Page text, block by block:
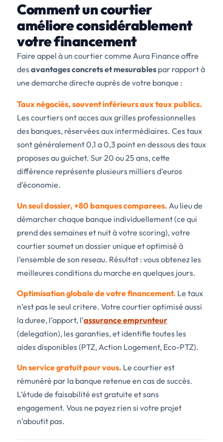
Comment un courtier
améliore considérablement
votre financement
Faire appel à un courtier comme Aura Finance offre
desavantages concrets et mesurables par rapport à
une demarche directe auprès de votre banque :
Taux négociés, souvent inférieurs aux taux publics.
Les courtiers ont acces aux grilles professionnelles
des banques, réservées aux intermédiaires. Ces taux
sont généralement 0,1 a 0,3 point en dessous des taux
proposes au guichet. Sur 20 ou 25 ans, cette
différence représente plusieurs milliers d’euros
d’économie.
Un seul dossier, +80 banques comparees. Au lieu de
démarcher chaque banque individuellement (ce qui
prend des semaines et nuit à votre scoring), votre
courtier soumet un dossier unique et optimisé à
l’ensemble de son reseau. Résultat : vous obtenez les
meilleures conditions du marche en quelques jours.
Optimisation globale de votre financement. Le taux
n’est pas le seul critere. Votre courtier optimisé aussi
la duree, l’apport, l’assurance emprunteur
(delegation), les garanties, et identifie toutes les
aides disponibles (PTZ, Action Logement, Eco-PTZ).
Un service gratuit pour vous. Le courtier est
rémunéré par la banque retenue en cas de succès.
L’étude de faisabilité est gratuite et sans
engagement. Vous ne payez rien si votre projet
n’aboutit pas.